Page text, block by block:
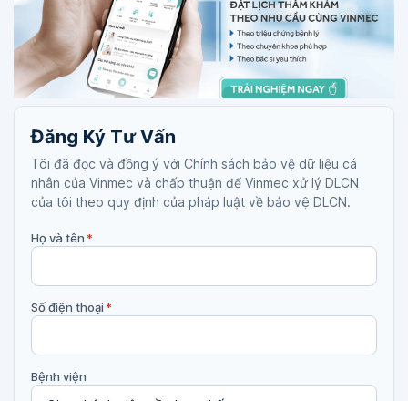
Đăng Ký Tư Vấn
Tôi đã đọc và đồng ý với Chính sách bảo vệ dữ liệu cá
nhân của Vinmec và chấp thuận để Vinmec xử lý DLCN
của tôi theo quy định của pháp luật về bảo vệ DLCN.
Họ và tên*
Số điện thoại*
Bệnh viện